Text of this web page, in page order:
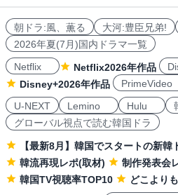
朝ドラ:風、薫る 大河:豊臣兄弟!
2026年夏(7月)国内ドラマ一覧
Netflix
Netflix2026年作品
Disney+2026年作品
PrimeVideo
U-NEXT
Lemino Hulu
グローバル視点で読む韓国ドラ
【最新8月】韓国でスタートの新韓
韓流再現レポ(取材)
制作発表会
韓国TV視聴率TOP10
どこより